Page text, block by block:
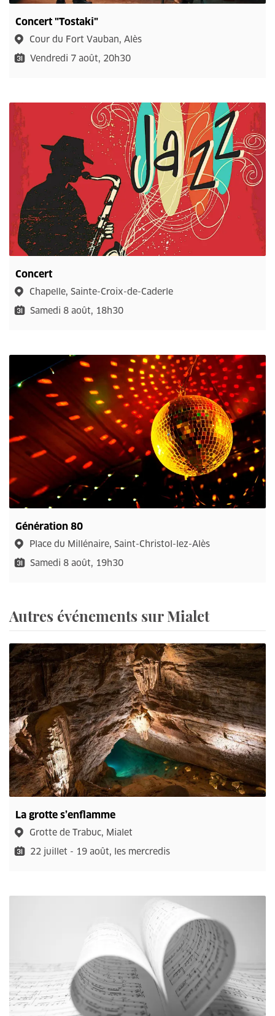
Concert "Tostaki"
Cour du Fort Vauban, Alès
Vendredi 7 août, 20h30
Concert
Chapelle, Sainte-Croix-de-Caderle
Samedi 8 août, 18h30
Génération 80
Place du Millénaire, Saint-Christol-lez-Alès
Samedi 8 août, 19h30
Autres événements sur Mialet
La grotte s’enflamme
Grotte de Trabuc, Mialet
22 juillet - 19 août, les mercredis